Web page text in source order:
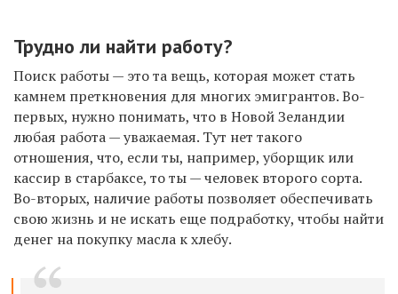
Трудно ли найти работу?
Поиск работы — это та вещь, которая может стать
камнем преткновения для многих эмигрантов. Во-
первых, нужно понимать, что в Новой Зеландии
любая работа — уважаемая. Тут нет такого
отношения, что, если ты, например, уборщик или
кассир в старбаксе, то ты — человек второго сорта.
Во-вторых, наличие работы позволяет обеспечивать
свою жизнь и не искать еще подработку, чтобы найти
денег на покупку масла к хлебу.